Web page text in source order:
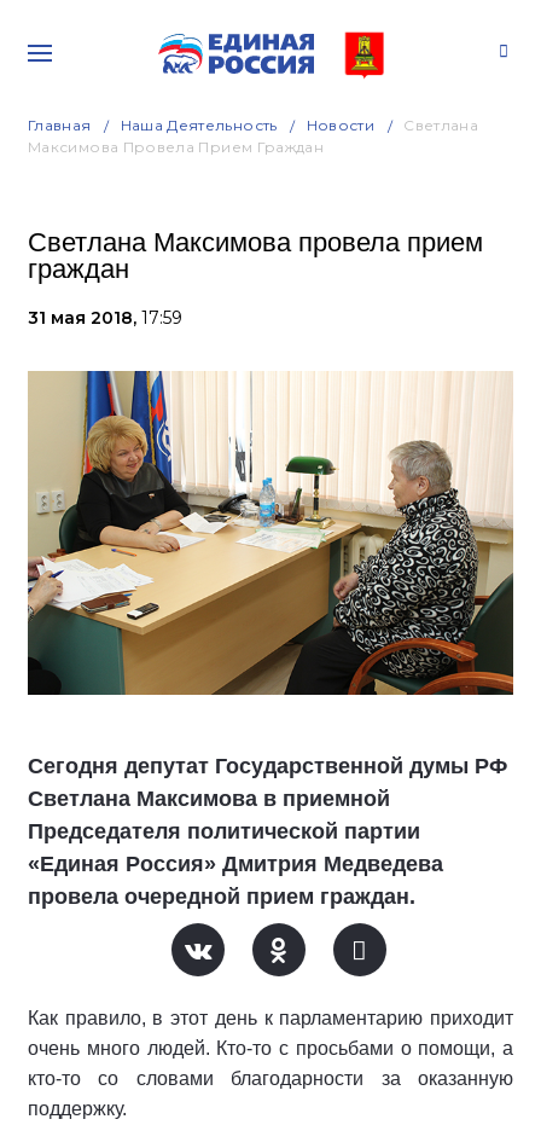
Главная Наша Деятельность Новости
Светлана
Максимова Провела Прием Граждан
Светлана Максимова провела прием
граждан
31 мая 2018, 17:59
Сегодня депутат Государственной думы РФ
Светлана Максимова в приемной
Председателя политической партии
«Единая Россия» Дмитрия Медведева
провела очередной прием граждан.
Как правило, в этот день к парламентарию приходит
очень много людей. Кто-то с просьбами о помощи, а
кто-то со словами благодарности за оказанную
поддержку.